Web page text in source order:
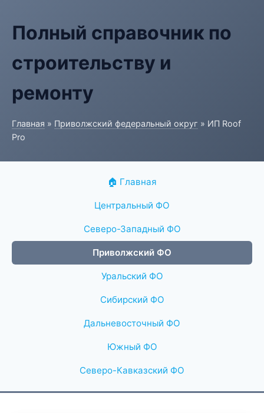
Полный справочник по
строительству и
ремонту
Главная » Приволжский федеральный округ » ИП Roof
Pro
🏠 Главная
Центральный ФО
Северо-Западный ФО
Приволжский ФО
Уральский ФО
Сибирский ФО
Дальневосточный ФО
Южный ФО
Северо-Кавказский ФО